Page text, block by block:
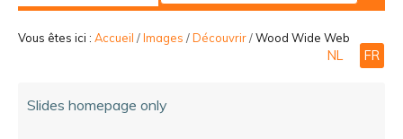
Recherche
avancée…
Vous êtes ici : Accueil /Images /Découvrir/Wood Wide Web
NL FR
Slides homepage only